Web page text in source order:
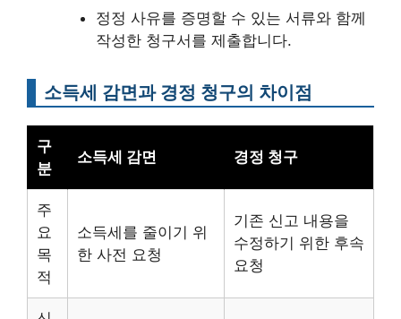
정정 사유를 증명할 수 있는 서류와 함께
작성한 청구서를 제출합니다.
소득세 감면과 경정 청구의 차이점
구
분
소득세 감면 경정 청구
주
요
목
적
소득세를 줄이기 위
한 사전 요청
기존 신고 내용을
수정하기 위한 후속
요청